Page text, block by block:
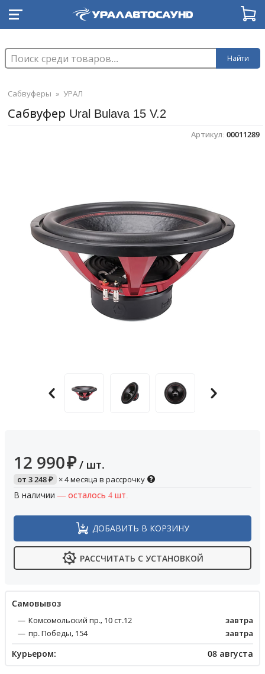
Найти
Сабвуферы » УРАЛ
Сабвуфер Ural Bulava 15 V.2
Артикул: 00011289
12 990₽ / шт.
от 3 248₽ × 4 месяца в рассрочку
В наличии — осталось 4 шт.
ДОБАВИТЬ В КОРЗИНУ
РАССЧИТАТЬ С УСТАНОВКОЙ
Cамовывоз
Комсомольский пр., 10 ст.12
завтра
пр. Победы, 154
завтра
Курьером: 08 августа